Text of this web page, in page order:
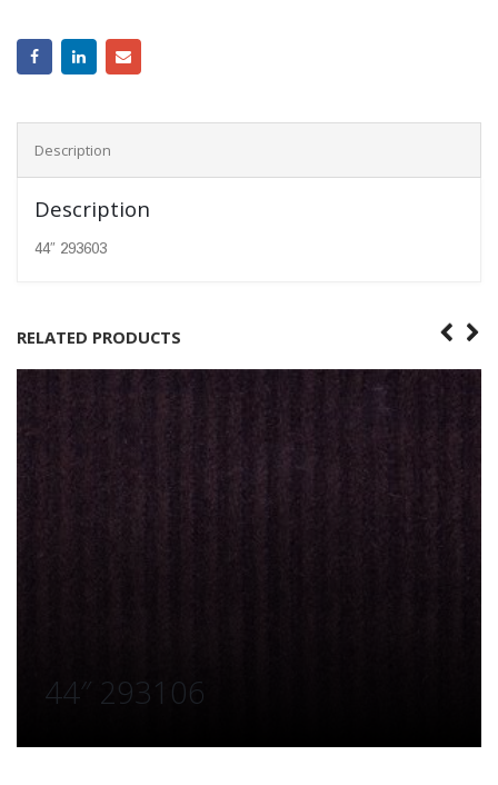
Description
Description
44″ 293603
RELATED PRODUCTS
44″ 293106